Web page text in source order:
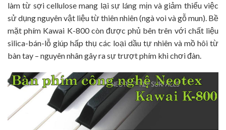
làm từ sợi cellulose mang lại sự láng mịn và giảm thiểu việc
sử dụng nguyên vật liệu từ thiên nhiên (ngà voi và gỗ mun). Bề
mặt phím Kawai K-800 còn được phủ bên trên với chất liệu
silica-bán-lỗ giúp hấp thụ các loại dầu tự nhiên và mồ hôi từ
bàn tay – nguyên nhân gây ra sự trượt phím khi chơi đàn.